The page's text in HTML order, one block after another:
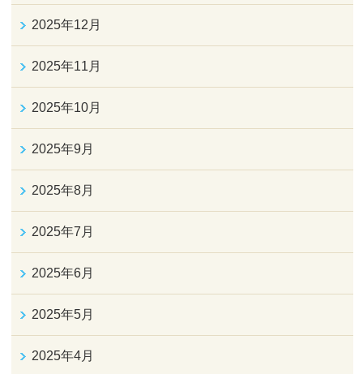
2025年12月
2025年11月
2025年10月
2025年9月
2025年8月
2025年7月
2025年6月
2025年5月
2025年4月